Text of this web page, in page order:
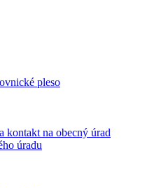
pleso
kontakt na obecný úrad
úradu